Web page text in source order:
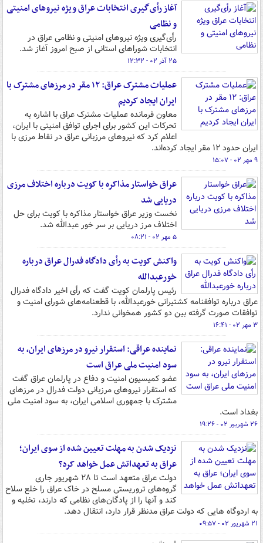
آغاز رأی‌گیری انتخابات عراق ویژه نیروهای امنیتی
و نظامی
رأی‌گیری ویژه نیروهای امنیتی و نظامی عراق در
انتخابات شوراهای استانی از صبح امروز آغاز شد.
۲۵ آذر ۰۲ - ۱۲:۳۲
عملیات مشترک عراق: ۱۲ مقر در مرزهای مشترک با
ایران ایجاد کردیم
معاون فرمانده عملیات مشترک عراق با اشاره به
تحرکات این کشور برای اجرای توافق امنیتی با ایران،
اعلام کرد که نیروهای مرزبانی عراق در نقاط مرزی با
ایران حدود ۱۲ مقر ایجاد کرده‌اند.
۹ مهر ۰۲ - ۱۵:۰۷
عراق خواستار مذاکره با کویت درباره اختلاف مرزی
دریایی شد
نخست وزیر عراق خواستار مذاکره با کویت برای حل
اختلاف مرز دریایی بر سر خور عبدالله شد.
۵ مهر ۰۲ - ۰۸:۲۱
واکنش کویت به رأی دادگاه فدرال عراق درباره
خورعبدالله
رئیس پارلمان کویت گفت که رأی اخیر دادگاه فدرال
عراق درباره توافقنامه کشتیرانی خورعبدالله، با قطعنامه‌های شورای امنیت و
توافقات صورت گرفته بین دو کشور همخوانی ندارد.
۳ مهر ۰۲ - ۱۶:۴۱
نماینده عراقی: استقرار نیرو در مرزهای ایران، به
سود امنیت ملی عراق است
عضو کمیسیون امنیت و دفاع در پارلمان عراق گفت
که استقرار نیروهای مرزبانی دولت فدرال در مرزهای
مشترک با جمهوری اسلامی ایران، به سود امنیت ملی
بغداد است.
۲۶ شهریور ۰۲ - ۱۹:۲۶
نزدیک شدن به مهلت تعیین شده از سوی ایران؛
عراق به تعهداتش عمل خواهد کرد؟
دولت عراق متعهد است تا ۲۸ شهریور جاری
گروه‌های تروریستی مسلح در خاک عراق را خلع سلاح
کند و آنها را از پادگان‌های نظامی که دارند، تخلیه و
به اردوگاه هایی که دولت عراق مدنظر قرار دارد، انتقال دهد.
۲۱ شهریور ۰۲ - ۰۹:۵۷